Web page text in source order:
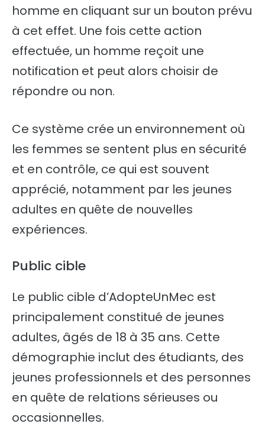
homme en cliquant sur un bouton prévu
à cet effet. Une fois cette action
effectuée, un homme reçoit une
notification et peut alors choisir de
répondre ou non.
Ce système crée un environnement où
les femmes se sentent plus en sécurité
et en contrôle, ce qui est souvent
apprécié, notamment par les jeunes
adultes en quête de nouvelles
expériences.
Public cible
Le public cible d’AdopteUnMec est
principalement constitué de jeunes
adultes, âgés de 18 à 35 ans. Cette
démographie inclut des étudiants, des
jeunes professionnels et des personnes
en quête de relations sérieuses ou
occasionnelles.